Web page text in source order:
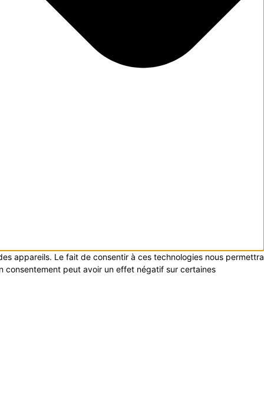
appareils. Le fait de consentir à ces technologies nous permettra
consentement peut avoir un effet négatif sur certaines